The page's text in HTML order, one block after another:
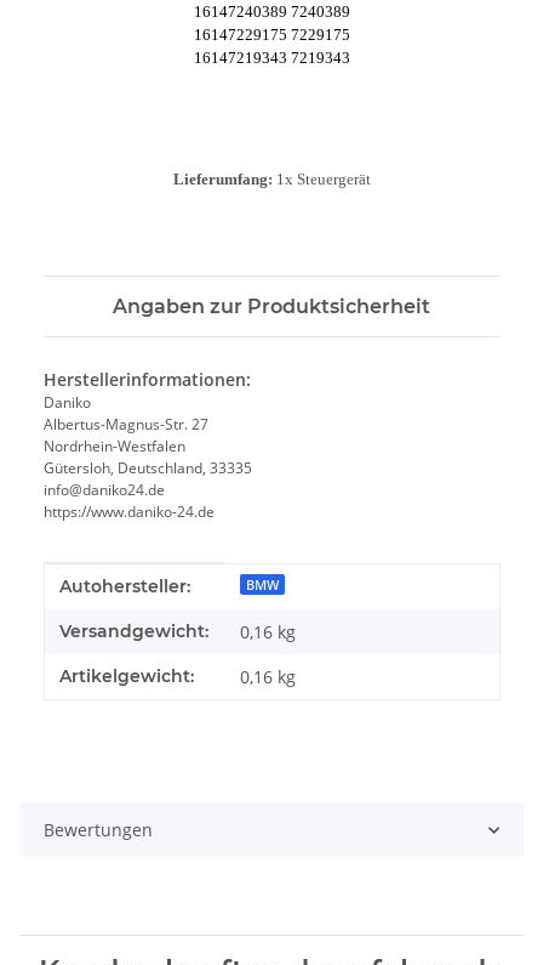
16147240389 7240389
16147229175 7229175
16147219343 7219343
Lieferumfang: 1x Steuergerät
Angaben zur Produktsicherheit
Herstellerinformationen:
Daniko
Albertus-Magnus-Str. 27
Nordrhein-Westfalen
Gütersloh, Deutschland, 33335
info@daniko24.de
https://www.daniko-24.de
Produkteigenschaft
Wert
Autohersteller: BMW
Versandgewicht: 0,16 kg
Artikelgewicht: 0,16 kg
Bewertungen